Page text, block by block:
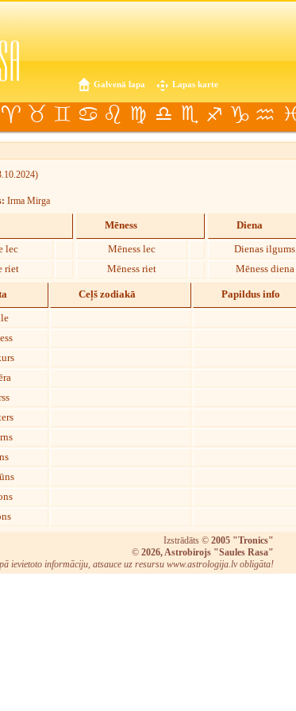
Galvenā lapa Lapas karte
Irma Mirga
lec
riet
Mēness
Mēness lec
Mēness riet
Diena
Dienas ilgums
Mēness diena
Ceļš zodiakā Papildus info
Izstrādāts © 2005 "Tronics"
© 2026, Astrobirojs "Saules Rasa"
ievietoto informāciju, atsauce uz resursu www.astrologija.lv obligāta!